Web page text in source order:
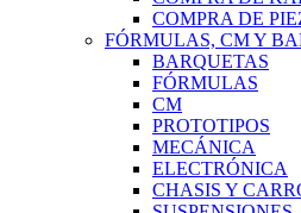
COMPRA DE
FÓRMULAS, CM Y
BARQUETAS
FÓRMULAS
CM
PROTOTIPOS
MECÁNICA
ELECTRÓNICA
CHASIS Y